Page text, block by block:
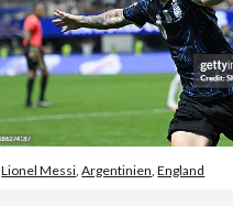
Lionel Messi ,Argentinien ,England